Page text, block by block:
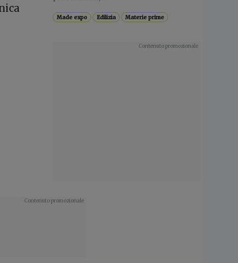
Made expo Edilizia Materie prime